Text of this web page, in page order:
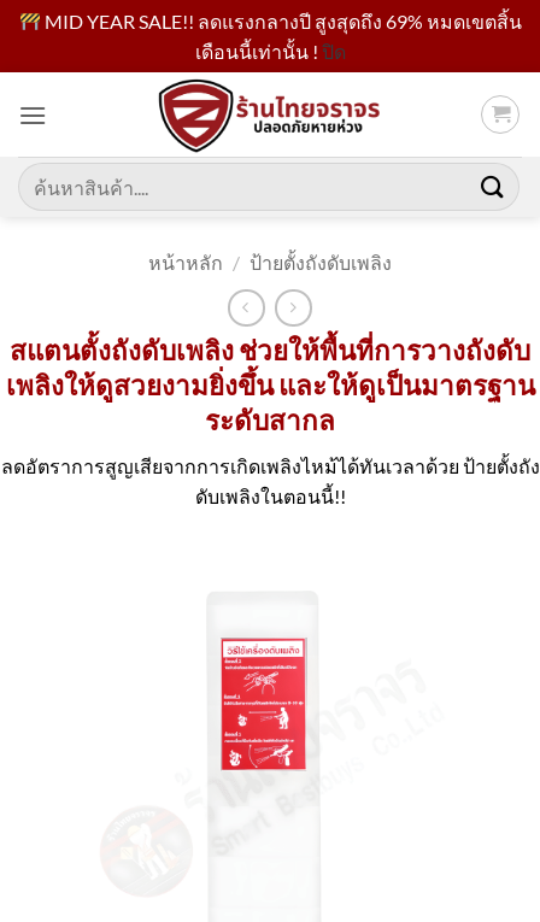
MID YEAR SALE!! ลดแรงกลางปี สูงสุดถึง 69% หมดเขตสิ้น
เดือนนี้เท่านั้น ! ปิด
เนื้อหา
ค้นหา:
หน้าหลัก / ป้ายตั้งถังดับเพลิง
สแตนตั้งถังดับเพลิง ช่วยให้พื้นที่การวางถังดับ
เพลิงให้ดูสวยงามยิ่งขึ้น และให้ดูเป็นมาตรฐาน
ระดับสากล
ลดอัตราการสูญเสียจากการเกิดเพลิงไหม้ได้ทันเวลาด้วย ป้ายตั้งถัง
ดับเพลิงในตอนนี้!!